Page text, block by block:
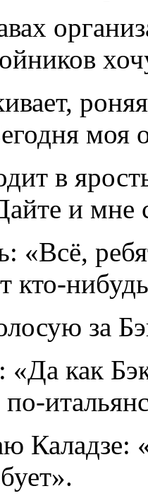
моя
в
и мне
«Всё,
кто-
за
«Да как
Каладзе: